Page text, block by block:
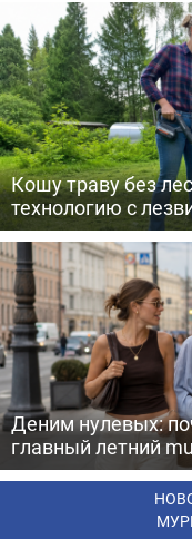
Кошу траву без
технологию с
Деним нулевых:
главный летний